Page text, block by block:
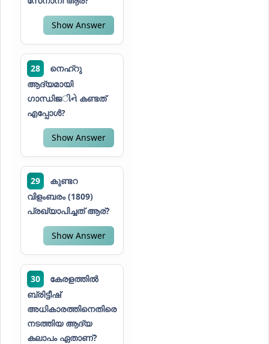
Show Answer
28
നെഹ്റു
ആദ്യമായി
ഗാന്ധിജીને കണ്ടത്
എപ്പോൾ?
Show Answer
29
കുണ്ടറ
വിളംബരം (1809)
പ്രഖ്യാപിച്ചത് ആര്?
Show Answer
30
കേരളത്തിൽ
ബ്രിട്ടീഷ്
അധികാരത്തിനെതിരെ
നടത്തിയ ആദ്യ
കലാപം ഏതാണ്?